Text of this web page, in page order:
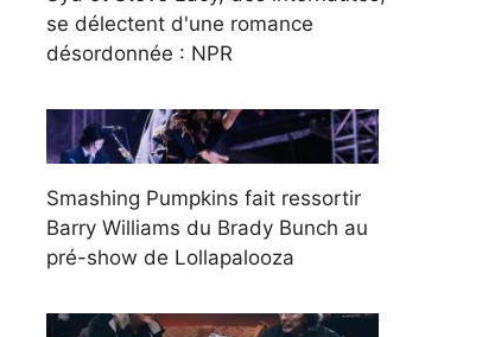
se délectent d'une romance
désordonnée : NPR
Smashing Pumpkins fait ressortir
Barry Williams du Brady Bunch au
pré-show de Lollapalooza